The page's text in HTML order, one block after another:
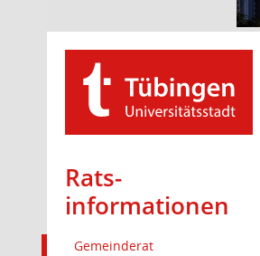
Rats­
informationen
Gemeinderat